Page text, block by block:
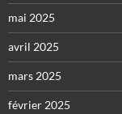
mai 2025
avril 2025
mars 2025
février 2025